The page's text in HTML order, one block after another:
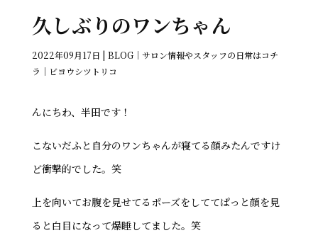
久しぶりのワンちゃん
2022年09月17日 | BLOG｜サロン情報やスタッフの日常はコチ
ラ｜ビヨウシツトリコ
んにちわ、半田です！
こないだふと自分のワンちゃんが寝てる顔みたんですけ
ど衝撃的でした。笑
上を向いてお腹を見せてるポーズをしててぱっと顔を見
ると白目になって爆睡してました。笑